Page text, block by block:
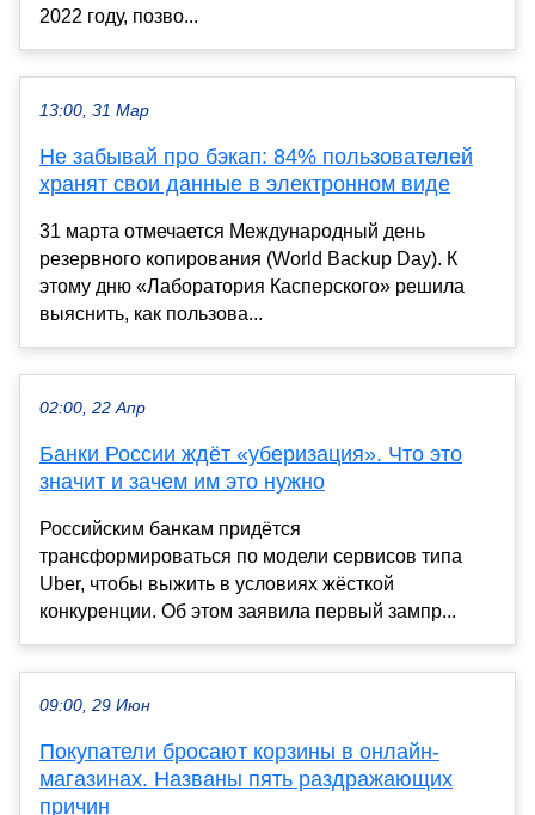
2022 году, позво...
13:00, 31 Мар
Не забывай про бэкап: 84% пользователей
хранят свои данные в электронном виде
31 марта отмечается Международный день
резервного копирования (World Backup Day). К
этому дню «Лаборатория Касперского» решила
выяснить, как пользова...
02:00, 22 Апр
Банки России ждёт «уберизация». Что это
значит и зачем им это нужно
Российским банкам придётся
трансформироваться по модели сервисов типа
Uber, чтобы выжить в условиях жёсткой
конкуренции. Об этом заявила первый зампр...
09:00, 29 Июн
Покупатели бросают корзины в онлайн-
магазинах. Названы пять раздражающих
причин